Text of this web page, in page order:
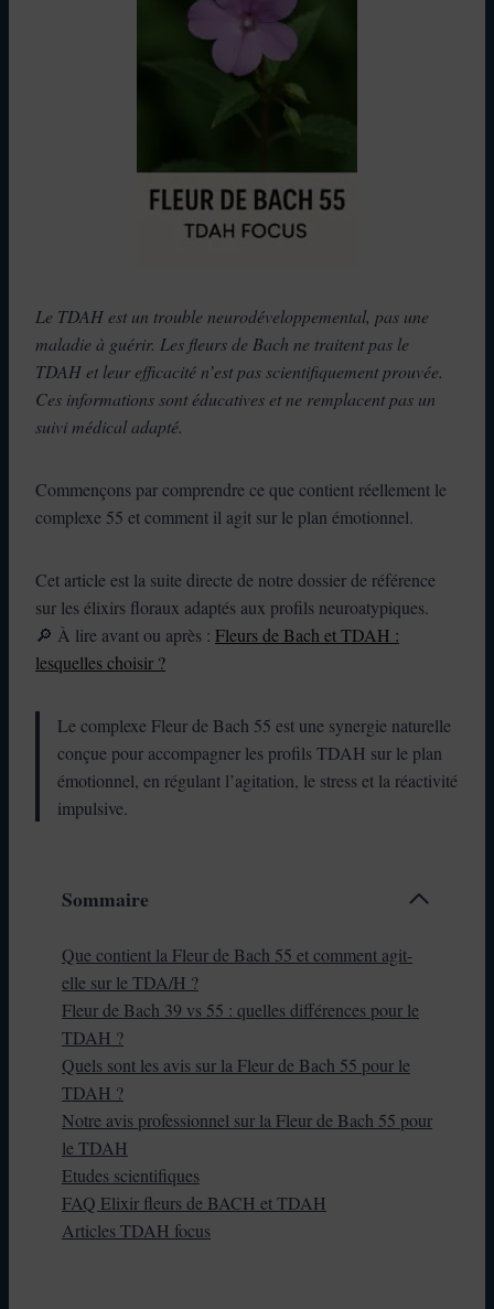
Le TDAH est un trouble neurodéveloppemental, pas une
maladie à guérir. Les fleurs de Bach ne traitent pas le
TDAH et leur efficacité n’est pas scientifiquement prouvée.
Ces informations sont éducatives et ne remplacent pas un
suivi médical adapté.
Commençons par comprendre ce que contient réellement le
complexe 55 et comment il agit sur le plan émotionnel.
Cet article est la suite directe de notre dossier de référence
sur les élixirs floraux adaptés aux profils neuroatypiques.
🔎 À lire avant ou après : Fleurs de Bach et TDAH :
lesquelles choisir ?
Le complexe Fleur de Bach 55 est une synergie naturelle
conçue pour accompagner les profils TDAH sur le plan
émotionnel, en régulant l’agitation, le stress et la réactivité
impulsive.
Sommaire
Que contient la Fleur de Bach 55 et comment agit-
elle sur le TDA/H ?
Fleur de Bach 39 vs 55 : quelles différences pour le
TDAH ?
Quels sont les avis sur la Fleur de Bach 55 pour le
TDAH ?
Notre avis professionnel sur la Fleur de Bach 55 pour
le TDAH
Etudes scientifiques
FAQ Elixir fleurs de BACH et TDAH
Articles TDAH focus